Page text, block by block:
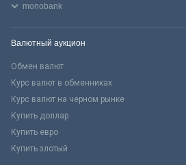
monobank
Валютный аукцион
Обмен валют
Курс валют в обменниках
Курс валют на черном рынке
Купить доллар
Купить евро
Купить злотый